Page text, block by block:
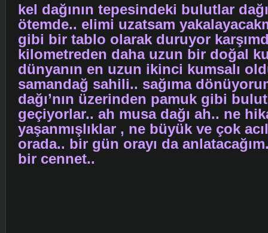
kel dağının tepesindeki bulutlar
ötemde.. elimi uzatsam
gibi bir tablo olarak duruyor
kilometreden daha uzun bir doğal
dünyanın en uzun ikinci kumsalı
samandağ sahili.. sağıma
dağı’nın üzerinden pamuk gibi
geçiyorlar.. ah musa dağı ah.. ne
yaşanmışlıklar , ne büyük ve çok
orada.. bir gün orayı da
bir cennet..